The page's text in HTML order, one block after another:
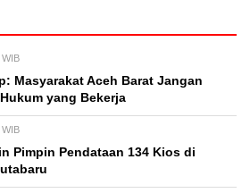
Masyarakat Aceh Barat Jangan
yang Bekerja
Pimpin Pendataan 134 Kios di